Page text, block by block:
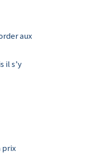
aux
il s’y
prix